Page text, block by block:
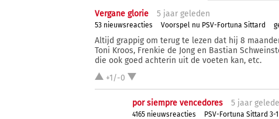
Vergane glorie 5 jaar geleden
53 nieuwsreacties Voorspel nu PSV-Fortuna Sittard
Altijd grappig om terug te lezen dat hij 8
Toni Kroos, Frenkie de Jong en Bastian
die ook goed achterin uit de voeten kan, etc.
+1/-0
por siempre vencedores 5 jaar
4165 nieuwsreacties PSV-Fortuna Sittard 3-